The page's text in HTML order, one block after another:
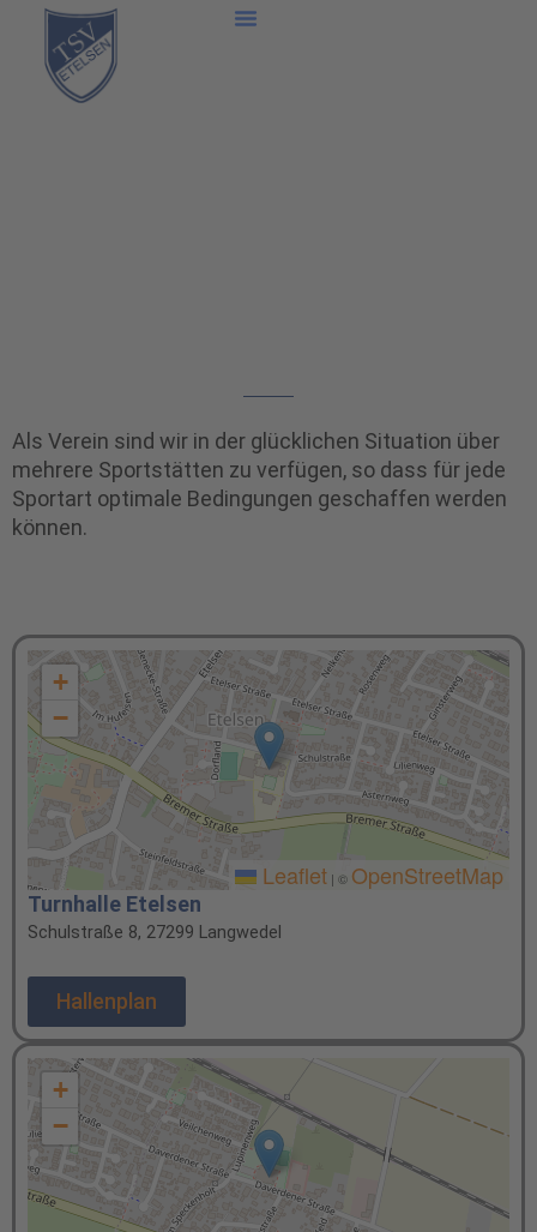
springen
Als Verein sind wir in der glücklichen Situation über
mehrere Sportstätten zu verfügen, so dass für jede
Sportart optimale Bedingungen geschaffen werden
können.
+
−
Leaflet | © OpenStreetMap
Turnhalle Etelsen
Schulstraße 8, 27299 Langwedel
Hallenplan
+
−